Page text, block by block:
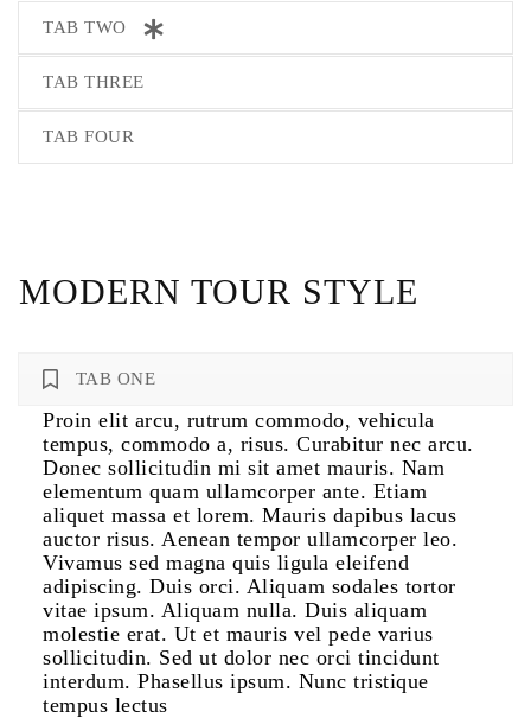
TAB TWO
TAB THREE
TAB FOUR
MODERN TOUR STYLE
TAB ONE
Proin elit arcu, rutrum commodo, vehicula
tempus, commodo a, risus. Curabitur nec arcu.
Donec sollicitudin mi sit amet mauris. Nam
elementum quam ullamcorper ante. Etiam
aliquet massa et lorem. Mauris dapibus lacus
auctor risus. Aenean tempor ullamcorper leo.
Vivamus sed magna quis ligula eleifend
adipiscing. Duis orci. Aliquam sodales tortor
vitae ipsum. Aliquam nulla. Duis aliquam
molestie erat. Ut et mauris vel pede varius
sollicitudin. Sed ut dolor nec orci tincidunt
interdum. Phasellus ipsum. Nunc tristique
tempus lectus